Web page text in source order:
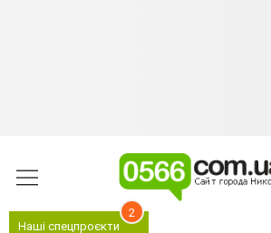
Наші спецпроєкти
2